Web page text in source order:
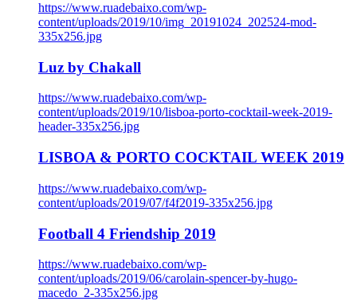
https://www.ruadebaixo.com/wp-
content/uploads/2019/10/img_20191024_202524-mod-
335x256.jpg
Luz by Chakall
https://www.ruadebaixo.com/wp-
content/uploads/2019/10/lisboa-porto-cocktail-week-2019-
header-335x256.jpg
LISBOA & PORTO COCKTAIL WEEK 2019
https://www.ruadebaixo.com/wp-
content/uploads/2019/07/f4f2019-335x256.jpg
Football 4 Friendship 2019
https://www.ruadebaixo.com/wp-
content/uploads/2019/06/carolain-spencer-by-hugo-
macedo_2-335x256.jpg